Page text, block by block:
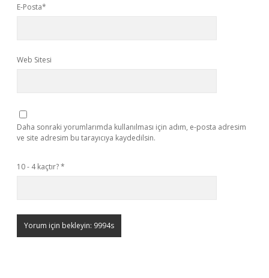
E-Posta*
Web Sitesi
Daha sonraki yorumlarımda kullanılması için adım, e-posta adresim
ve site adresim bu tarayıcıya kaydedilsin.
10 - 4 kaçtır?*